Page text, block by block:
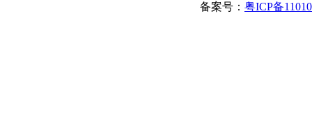
备案号： 粤ICP备